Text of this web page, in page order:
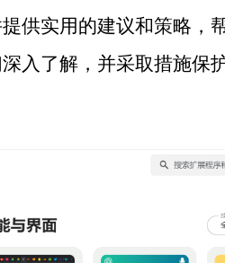
供实用的建议和策略，
入了解，并采取措施保